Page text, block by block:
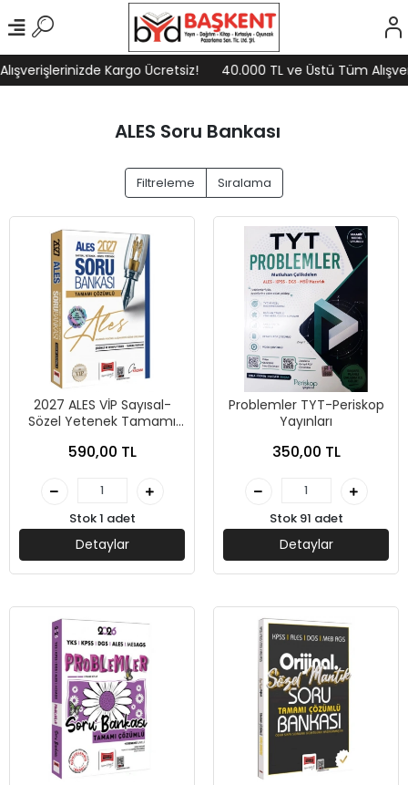
Kargo Ücretsiz! 40.000 TL ve Üstü Tüm
ALES Soru Bankası
Filtreleme Sıralama
2027 ALES VİP Sayısal-
Sözel Yetenek Tamamı
Kolektif-Yargı Yayınevi
590,00 TL
Stok 1 adet
Detaylar
Problemler TYT-Periskop
Yayınları
350,00 TL
Stok 91 adet
Detaylar